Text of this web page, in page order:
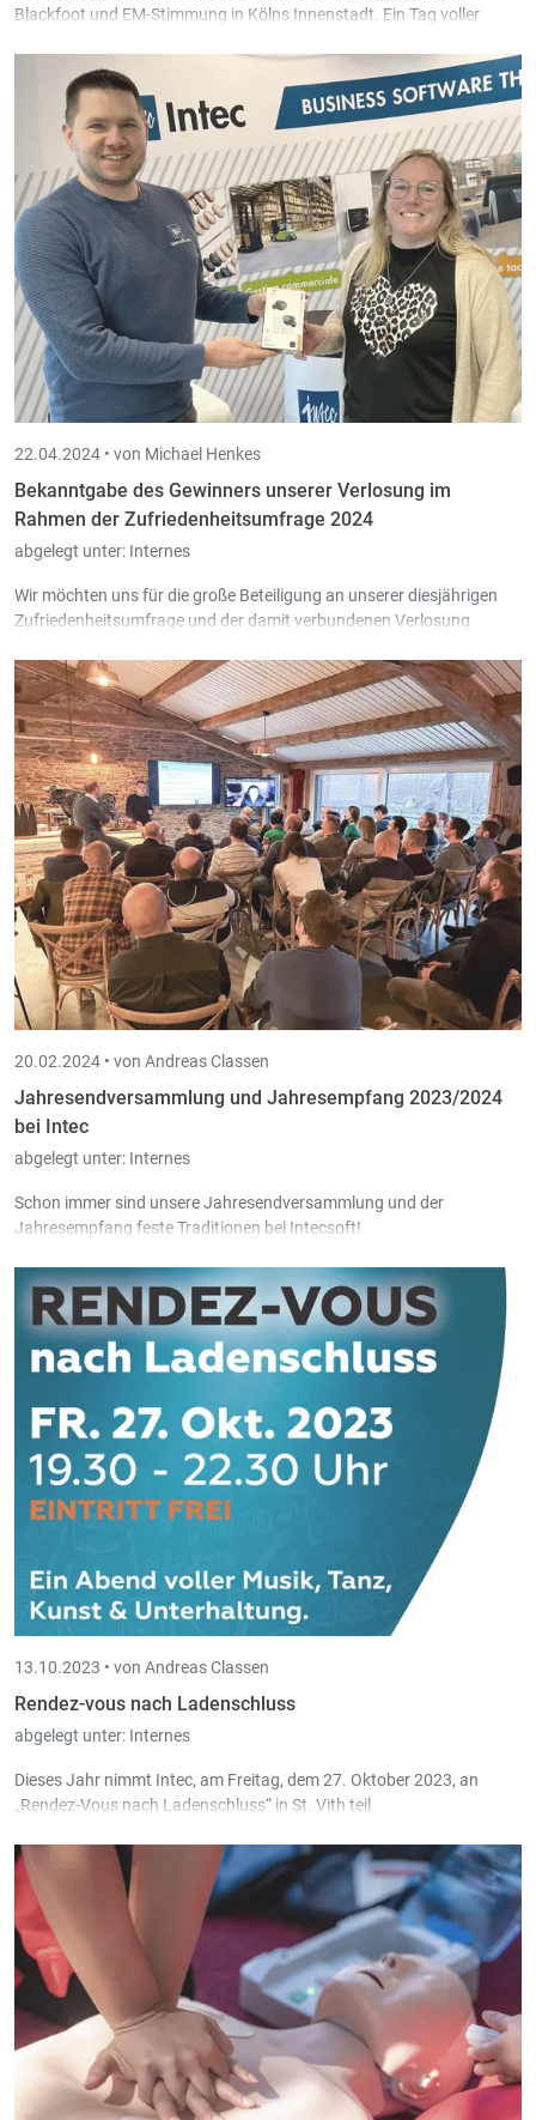
Blackfoot und EM-Stimmung in Kölns Innenstadt. Ein Tag voller
22.04.2024 • von Michael Henkes
Bekanntgabe des Gewinners unserer Verlosung im
Rahmen der Zufriedenheitsumfrage 2024
abgelegt unter: Internes
Wir möchten uns für die große Beteiligung an unserer diesjährigen
Zufriedenheitsumfrage und der damit verbundenen Verlosung
20.02.2024 • von Andreas Classen
Jahresendversammlung und Jahresempfang 2023/2024
bei Intec
abgelegt unter: Internes
Schon immer sind unsere Jahresendversammlung und der
Jahresempfang feste Traditionen bei Intecsoft!
13.10.2023 • von Andreas Classen
Rendez-vous nach Ladenschluss
abgelegt unter: Internes
Dieses Jahr nimmt Intec, am Freitag, dem 27. Oktober 2023, an
„Rendez-Vous nach Ladenschluss“ in St. Vith teil.
Gast sein.